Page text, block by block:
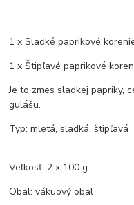
1 x Sladké paprikové
1 x Štipľavé paprikové
Je to zmes sladkej papriky,
gulášu.
Typ: mletá, sladká, štipľavá
Veľkosť: 2 x 100 g
Obal: vákuový obal